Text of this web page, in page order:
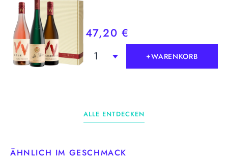
47,20 €
1 +WARENKORB
+WARENKORB
ALLE ENTDECKEN
ÄHNLICH IM GESCHMACK